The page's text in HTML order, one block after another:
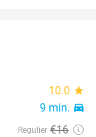
10.0 star
9 min. directions_car
Regulier €16